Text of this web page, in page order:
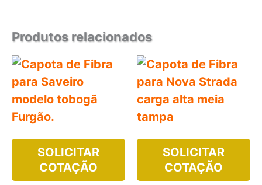
Produtos relacionados
SOLICITAR
COTAÇÃO
SOLICITAR
COTAÇÃO